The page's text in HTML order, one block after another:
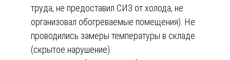
труда, не предоставил СИЗ от холода, не
организовал обогреваемые помещения). Не
проводились замеры температуры в складе
(скрытое нарушение).